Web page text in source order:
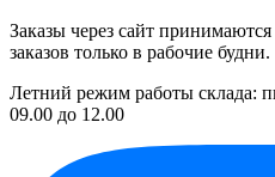
Заказы через сайт
заказов только в рабочие будни.
Летний режим работы склада:
09.00 до 12.00